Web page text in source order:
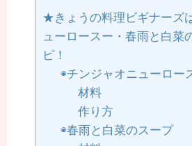
★きょうの料理ビギナーズ
ューロースー・春雨と白菜
ピ！
◉チンジャオニューロ
材料
作り方
◉春雨と白菜のスープ